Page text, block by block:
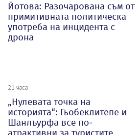
Йотова: Разочарована съм от
примитивната политическа
употреба на инцидента с
дрона
21 часа
„Нулевата точка на
историята“: Гьобеклитепе и
Шанлъурфа все по-